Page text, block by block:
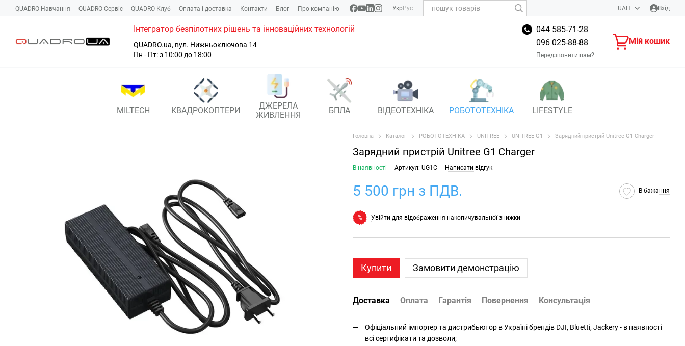
Перейти до основного контенту
QUADRO Навчання QUADRO Сервіc QUADRO Клуб Оплата і доставка Контакти Блог Про компанію Укр Рус UAH Вхід
Інтегратор безпілотних рішень та інноваційних технологій
QUADRO.ua, вул. Нижньоключова 14
Пн - Пт: з 10:00 до 18:00
044 585-71-28
096 025-88-88
Передзвонити вам?
Мій кошик
MILTECH КВАДРОКОПТЕРИ
ДЖЕРЕЛА
ЖИВЛЕННЯ
БПЛА ВІДЕОТЕХНІКА РОБОТОТЕХНІКА LIFESTYLE
Головна Каталог РОБОТОТЕХНІКА UNITREE UNITREE G1 Зарядний пристрій Unitree G1 Charger
Зарядний пристрій Unitree G1 Charger
В наявності Артикул: UG1C Написати відгук
5 500 грн з ПДВ. В бажання
% Увійти для відображення накопичувальної знижки
Купити Замовити демонстрацію
Доставка Оплата Гарантія Повернення Консультація
Офіціальний імпортер та дистрибьютор в Україні брендів DJI, Bluetti, Jackery - в наявності
всі сертифікати та дозволи;